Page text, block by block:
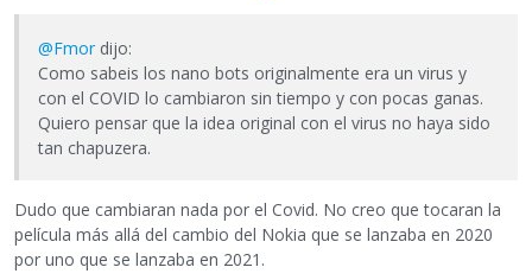
@Fmor dijo:
Como sabeis los nano bots originalmente era un virus y
con el COVID lo cambiaron sin tiempo y con pocas ganas.
Quiero pensar que la idea original con el virus no haya sido
tan chapuzera.
Dudo que cambiaran nada por el Covid. No creo que tocaran la
película más allá del cambio del Nokia que se lanzaba en 2020
por uno que se lanzaba en 2021.